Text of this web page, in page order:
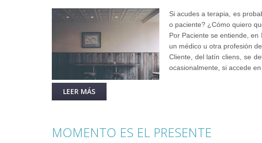
Si acudes a terapia, es
o paciente? ¿Cómo quiero
Por Paciente se entiende,
un médico u otra profesión
Cliente, del latín cliens, se
ocasionalmente, si accede en
LEER MÁS
MOMENTO ES EL PRESENTE